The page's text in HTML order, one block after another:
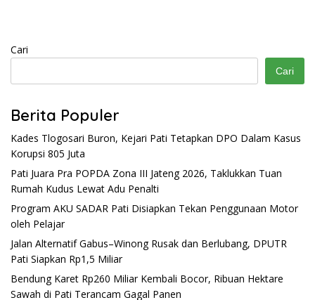
Cari
Cari
Berita Populer
Kades Tlogosari Buron, Kejari Pati Tetapkan DPO Dalam Kasus
Korupsi 805 Juta
Pati Juara Pra POPDA Zona III Jateng 2026, Taklukkan Tuan
Rumah Kudus Lewat Adu Penalti
Program AKU SADAR Pati Disiapkan Tekan Penggunaan Motor
oleh Pelajar
Jalan Alternatif Gabus–Winong Rusak dan Berlubang, DPUTR
Pati Siapkan Rp1,5 Miliar
Bendung Karet Rp260 Miliar Kembali Bocor, Ribuan Hektare
Sawah di Pati Terancam Gagal Panen